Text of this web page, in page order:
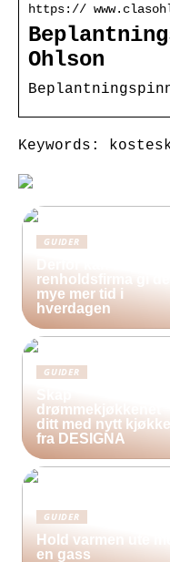
https://
Ohlson
Keywords:
GUIDER
renholdsfirma gi
mye mer tid i
hverdagen
GUIDER
drømmekjøkkenet
ditt med nytt
fra DESIGNA
GUIDER
Hold varmen ute
en gass